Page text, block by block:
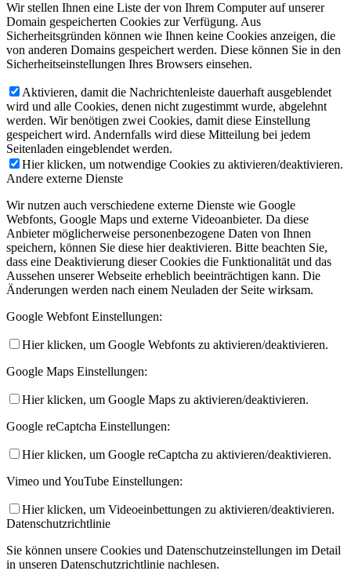
Wir stellen Ihnen eine Liste der von Ihrem Computer auf unserer
Domain gespeicherten Cookies zur Verfügung. Aus
Sicherheitsgründen können wie Ihnen keine Cookies anzeigen, die
von anderen Domains gespeichert werden. Diese können Sie in den
Sicherheitseinstellungen Ihres Browsers einsehen.
Aktivieren, damit die Nachrichtenleiste dauerhaft ausgeblendet
wird und alle Cookies, denen nicht zugestimmt wurde, abgelehnt
werden. Wir benötigen zwei Cookies, damit diese Einstellung
gespeichert wird. Andernfalls wird diese Mitteilung bei jedem
Seitenladen eingeblendet werden.
Hier klicken, um notwendige Cookies zu aktivieren/deaktivieren.
Andere externe Dienste
Wir nutzen auch verschiedene externe Dienste wie Google
Webfonts, Google Maps und externe Videoanbieter. Da diese
Anbieter möglicherweise personenbezogene Daten von Ihnen
speichern, können Sie diese hier deaktivieren. Bitte beachten Sie,
dass eine Deaktivierung dieser Cookies die Funktionalität und das
Aussehen unserer Webseite erheblich beeinträchtigen kann. Die
Änderungen werden nach einem Neuladen der Seite wirksam.
Google Webfont Einstellungen:
Hier klicken, um Google Webfonts zu aktivieren/deaktivieren.
Google Maps Einstellungen:
Hier klicken, um Google Maps zu aktivieren/deaktivieren.
Google reCaptcha Einstellungen:
Hier klicken, um Google reCaptcha zu aktivieren/deaktivieren.
Vimeo und YouTube Einstellungen:
Hier klicken, um Videoeinbettungen zu aktivieren/deaktivieren.
Datenschutzrichtlinie
Sie können unsere Cookies und Datenschutzeinstellungen im Detail
in unseren Datenschutzrichtlinie nachlesen.